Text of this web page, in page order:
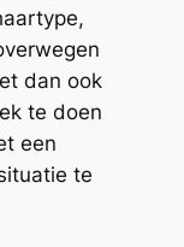
dan ook
te doen
een
te